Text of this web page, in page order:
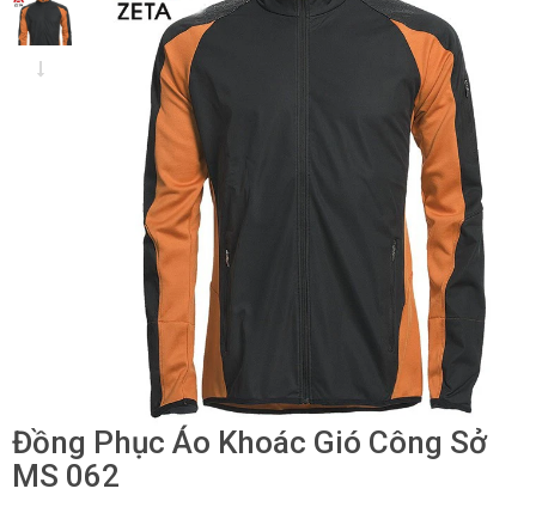
Đồng Phục Áo Khoác Gió Công Sở
MS 062